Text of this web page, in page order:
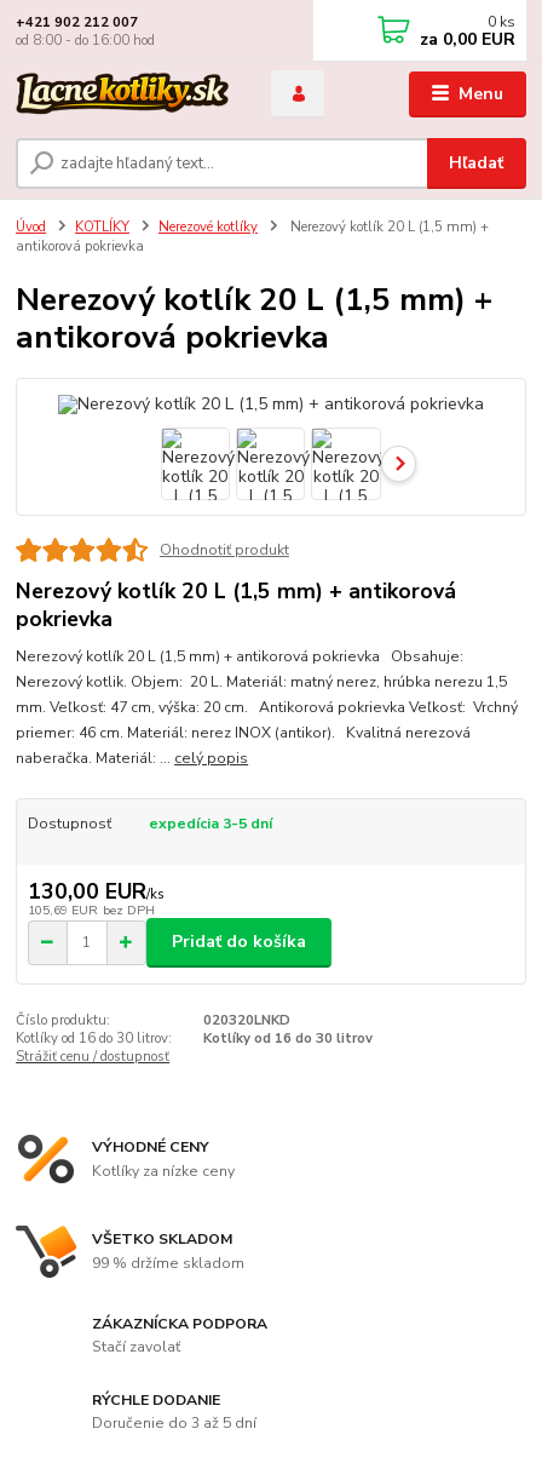
Menu
Hľadať
+421 902 212 007
od 8:00 - do 16:00 hod
0 ks
za 0,00 EUR
Úvod KOTLÍKY Nerezové kotlíky
Nerezový kotlík 20 L (1,5 mm) +
antikorová pokrievka
Nerezový kotlík 20 L (1,5 mm) +
antikorová pokrievka
Ohodnotiť produkt
Nerezový kotlík 20 L (1,5 mm) + antikorová
pokrievka
Nerezový kotlík 20 L (1,5 mm) + antikorová pokrievka Obsahuje:
Nerezový kotlik. Objem: 20 L. Materiál: matný nerez, hrúbka nerezu 1,5
mm. Veľkosť: 47 cm, výška: 20 cm. Antikorová pokrievka Veľkosť: Vrchný
priemer: 46 cm. Materiál: nerez INOX (antikor). Kvalitná nerezová
naberačka. Materiál: ... celý popis
Dostupnosť expedícia 3-5 dní
130,00 EUR/ks
105,69 EUR bez DPH
Pridať do košíka
Číslo produktu:
020320LNKD
Kotlíky od 16 do 30 litrov:
Kotlíky od 16 do 30 litrov
Strážiť cenu / dostupnosť
VÝHODNÉ CENY
Kotlíky za nízke ceny
VŠETKO SKLADOM
99 % držíme skladom
ZÁKAZNÍCKA PODPORA
Stačí zavolať
RÝCHLE DODANIE
Doručenie do 3 až 5 dní